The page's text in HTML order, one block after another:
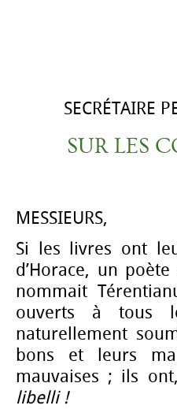
SECRÉTAIRE
SUR LES
MESSIEURS,
Si les livres ont
d’Horace, un
nommait
ouverts à tous
naturellement
bons et leurs
mauvaises ; ils
libelli !